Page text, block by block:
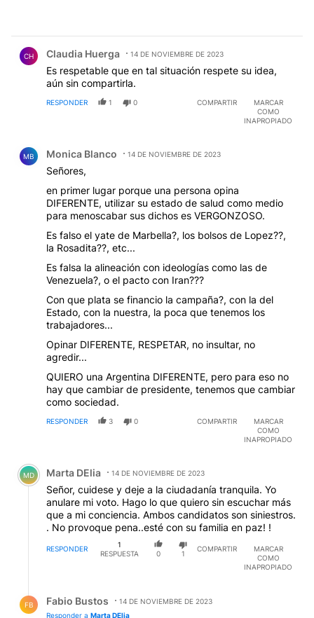
CH Claudia Huerga 14 DE NOVIEMBRE DE 2023
Es respetable que en tal situación respete su idea,
aún sin compartirla.
RESPONDER 1 0 COMPARTIR
MARCAR
COMO
INAPROPIADO
MB Monica Blanco 14 DE NOVIEMBRE DE 2023
Señores,
en primer lugar porque una persona opina
DIFERENTE, utilizar su estado de salud como medio
para menoscabar sus dichos es VERGONZOSO.
Es falso el yate de Marbella?, los bolsos de Lopez??,
la Rosadita??, etc...
Es falsa la alineación con ideologías como las de
Venezuela?, o el pacto con Iran???
Con que plata se financio la campaña?, con la del
Estado, con la nuestra, la poca que tenemos los
trabajadores...
Opinar DIFERENTE, RESPETAR, no insultar, no
agredir...
QUIERO una Argentina DIFERENTE, pero para eso no
hay que cambiar de presidente, tenemos que cambiar
como sociedad.
RESPONDER 3 0 COMPARTIR
MARCAR
COMO
INAPROPIADO
Comentario de Marta DElia.
MD Marta DElia 14 DE NOVIEMBRE DE 2023
Señor, cuidese y deje a la ciudadanía tranquila. Yo
anulare mi voto. Hago lo que quiero sin escuchar más
que a mi conciencia. Ambos candidatos son siniestros.
. No provoque pena..esté con su familia en paz! !
RESPONDER
1
RESPUESTA
0 1
COMPARTIR
MARCAR
COMO
INAPROPIADO
FB Fabio Bustos
14 DE NOVIEMBRE DE 2023
Responder a Marta DElia